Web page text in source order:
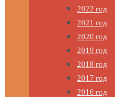
2022 год
2021 год
2020 год
2019 год
2018 год
2017 год
2016 год